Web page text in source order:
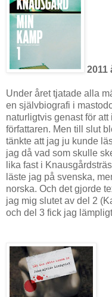
2011
Under året tjatade alla
en självbiografi i
naturligtvis genast för
författaren. Men till slut
tänkte att jag ju kunde
jag då vad som skulle
lika fast i
läste jag på svenska,
norska. Och det gjorde
jag mig slutet av del 2
och del 3 fick jag